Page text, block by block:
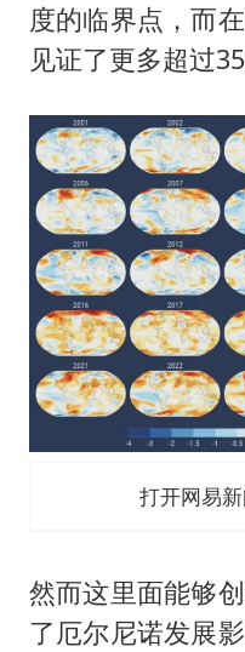
度的临界点，而
见证了更多超过
打开网易
然而这里面能够
了厄尔尼诺发展